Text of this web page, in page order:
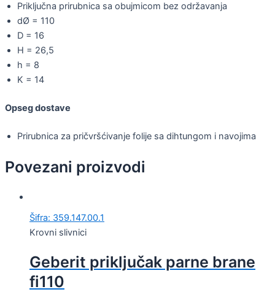
Priključna prirubnica sa obujmicom bez održavanja
dØ = 110
D = 16
H = 26,5
h = 8
K = 14
Opseg dostave
Prirubnica za pričvršćivanje folije sa dihtungom i navojima
Povezani proizvodi
Šifra: 359.147.00.1
Krovni slivnici
Geberit priključak parne brane
fi110